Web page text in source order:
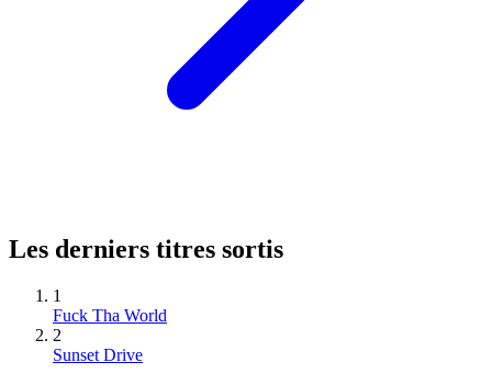
Les derniers titres sortis
1
Fuck Tha World
2
Sunset Drive